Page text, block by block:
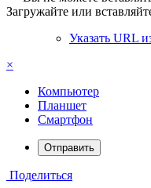
Загружайте или
Указать URL
×
Компьютер
Планшет
Смартфон
Отправить
Поделиться